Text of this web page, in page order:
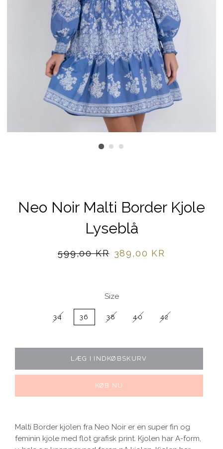
Neo Noir Malti Border Kjole
Lyseblå
Normalpris
599,00 KR Udsalgspris
389,00 KR
Size
34 36 38 40 42
LÆG I INDKØBSKURV
KØB NU
Malti Border kjolen fra Neo Noir er en super fin og
feminin kjole med flot grafisk print. Kjolen har A-form,